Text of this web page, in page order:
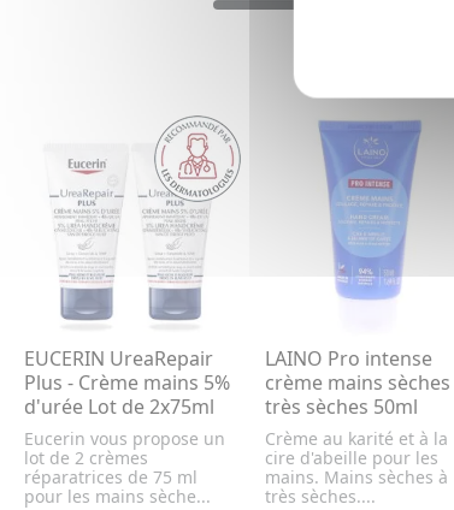
EUCERIN UreaRepair
Plus - Crème mains 5%
d'urée Lot de 2x75ml
Eucerin vous propose un
lot de 2 crèmes
réparatrices de 75 ml
pour les mains sèche...
LAINO Pro intense
crème mains sèches
très sèches 50ml
Crème au karité et à la
cire d'abeille pour les
mains. Mains sèches à
très sèches....